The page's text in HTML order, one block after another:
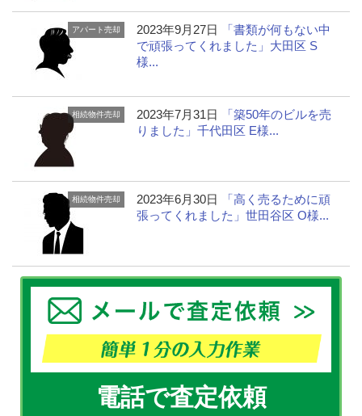
アパート売却 2023年9月27日
「書類が何もない中
で頑張ってくれました」大田区 S
様...
相続物件売却 2023年7月31日
「築50年のビルを売
りました」千代田区 E様...
相続物件売却 2023年6月30日
「高く売るために頑
張ってくれました」世田谷区 O様...
電話で査定依頼